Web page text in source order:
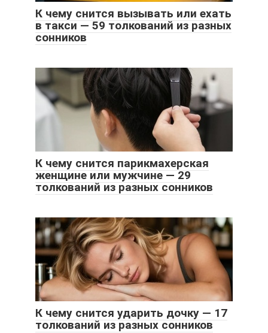
К чему снится вызывать или ехать
в такси — 59 толкований из разных
сонников
К чему снится парикмахерская
женщине или мужчине — 29
толкований из разных сонников
К чему снится ударить дочку — 17
толкований из разных сонников